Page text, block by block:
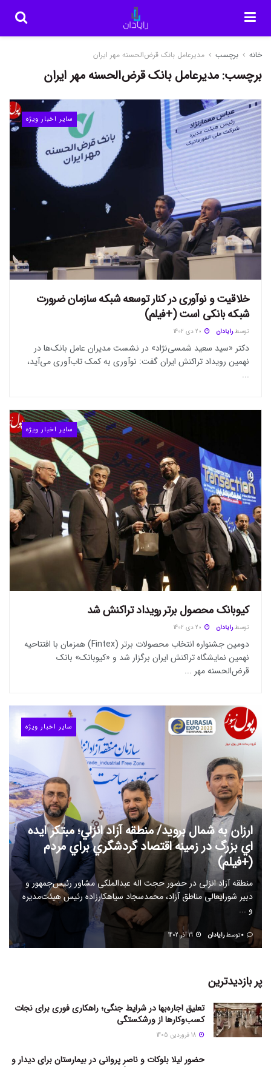
خانه برچسب مدیرعامل بانک قرض‌الحسنه مهر ایران
برچسب:مدیرعامل بانک قرض‌الحسنه مهر ایران
سایر اخبار ویژه
خلاقیت و نوآوری در کنار توسعه شبکه سازمان ضرورت
شبکه بانکی است (+فیلم)
توسط رایادان
دکتر «سید سعید شمسی‌نژاد» در نشست مدیران عامل بانک‌ها در
نهمین رویداد تراکنش ایران گفت: نوآوری به کمک تاب‌آوری می‌آید،
...
سایر اخبار ویژه
کیوبانک محصول برتر رویداد تراکنش شد
توسط رایادان
دومین جشنواره انتخاب محصولات برتر (Fintex) همزمان با افتتاحیه
نهمین نمایشگاه تراکنش ایران برگزار شد و «کیوبانک» بانک
قرض‌الحسنه مهر ...
سایر اخبار ویژه
ارزان به شمال برويد/ منطقه آزاد انزلي؛ مبتكر ايده
اي بزرگ در زمينه اقتصاد گردشگري براي مردم
(+فیلم)
منطقه آزاد انزلی در حضور حجت اله عبدالملکی مشاور رئیس‌جمهور و
دبیر شورایعالی مناطق آزاد، محمدسجاد سیاهکارزاده رئیس هیئت‌مدیره
و ...
توسط رایادان
پر بازدیدترین
تعلیق اجاره‌بها در شرایط جنگی؛ راهکاری فوری برای نجات
کسب‌وکارها از ورشکستگی
حضور لیلا بلوکات و ناصر پروانی در بیمارستان برای دیدار و